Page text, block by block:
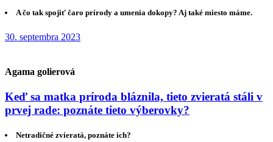
A čo tak spojiť čaro prírody a umenia dokopy? Aj také miesto máme.
30. septembra 2023
Agama golierová
Keď sa matka príroda bláznila, tieto zvieratá stáli v
prvej rade: poznáte tieto výberovky?
Netradičné zvieratá, poznáte ich?